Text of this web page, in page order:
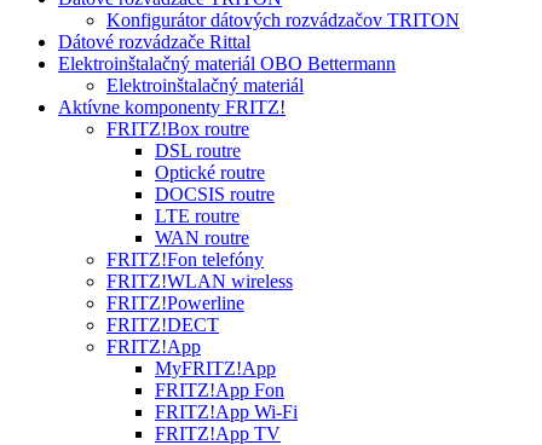
Konfigurátor dátových rozvádzačov TRITON
Dátové rozvádzače Rittal
Elektroinštalačný materiál OBO Bettermann
Elektroinštalačný materiál
Aktívne komponenty FRITZ!
FRITZ!Box routre
DSL routre
Optické routre
DOCSIS routre
LTE routre
WAN routre
FRITZ!Fon telefóny
FRITZ!WLAN wireless
FRITZ!Powerline
FRITZ!DECT
FRITZ!App
MyFRITZ!App
FRITZ!App Fon
FRITZ!App Wi-Fi
FRITZ!App TV